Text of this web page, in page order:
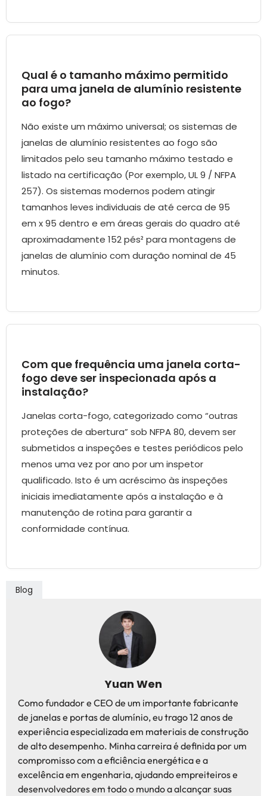
Qual é o tamanho máximo permitido
para uma janela de alumínio resistente
ao fogo?
Não existe um máximo universal; os sistemas de
janelas de alumínio resistentes ao fogo são
limitados pelo seu tamanho máximo testado e
listado na certificação (Por exemplo, UL 9 / NFPA
257). Os sistemas modernos podem atingir
tamanhos leves individuais de até cerca de 95
em x 95 dentro e em áreas gerais do quadro até
aproximadamente 152 pés² para montagens de
janelas de alumínio com duração nominal de 45
minutos.
Com que frequência uma janela corta-
fogo deve ser inspecionada após a
instalação?
Janelas corta-fogo, categorizado como “outras
proteções de abertura” sob NFPA 80, devem ser
submetidos a inspeções e testes periódicos pelo
menos uma vez por ano por um inspetor
qualificado. Isto é um acréscimo às inspeções
iniciais imediatamente após a instalação e à
manutenção de rotina para garantir a
conformidade contínua.
Blog
Yuan Wen
Como fundador e CEO de um importante fabricante
de janelas e portas de alumínio, eu trago 12 anos de
experiência especializada em materiais de construção
de alto desempenho. Minha carreira é definida por um
compromisso com a eficiência energética e a
excelência em engenharia, ajudando empreiteiros e
desenvolvedores em todo o mundo a alcançar suas